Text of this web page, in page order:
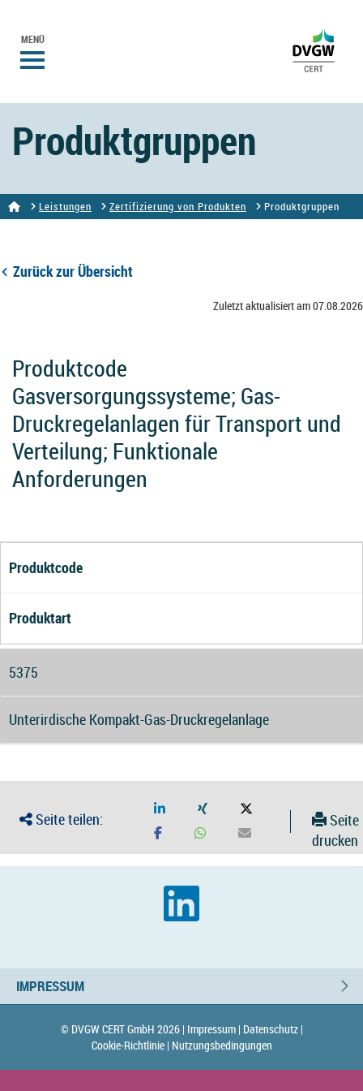
MENÜ
Produktgruppen
Leistungen Zertifizierung von Produkten Produktgruppen
Zurück zur Übersicht
Zuletzt aktualisiert am 07.08.2026
Produktcode
Gasversorgungssysteme; Gas-
Druckregelanlagen für Transport und
Verteilung; Funktionale
Anforderungen
Produktcode
Produktart
5375
Unterirdische Kompakt-Gas-Druckregelanlage
Seite teilen:
Seite
drucken
IMPRESSUM
© DVGW CERT GmbH 2026 | Impressum | Datenschutz |
Cookie-Richtlinie | Nutzungsbedingungen